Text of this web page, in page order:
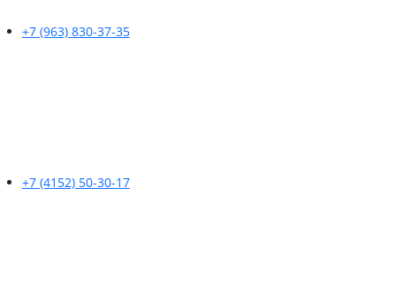
+7 (963) 830-37-35
+7 (4152) 50-30-17